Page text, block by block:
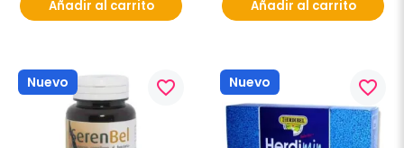
Añadir al carrito Añadir al carrito
Nuevo favorite_border Nuevo favorite_border